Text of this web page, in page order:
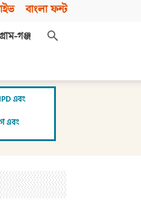
বাংলা ফন্ট
গ্রাম-গঞ্জ